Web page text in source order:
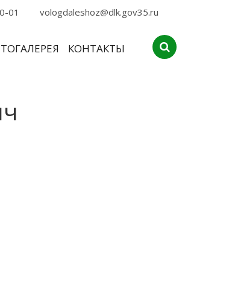
01 vologdaleshoz@dlk.gov35.ru
КОНТАКТЫ